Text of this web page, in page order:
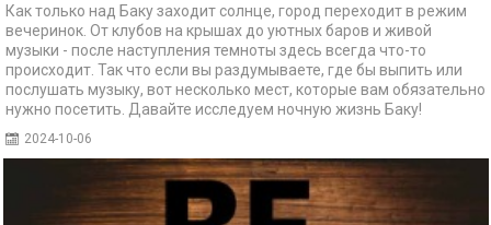
Как только над Баку заходит солнце, город переходит в режим
вечеринок. От клубов на крышах до уютных баров и живой
музыки - после наступления темноты здесь всегда что-то
происходит. Так что если вы раздумываете, где бы выпить или
послушать музыку, вот несколько мест, которые вам обязательно
нужно посетить. Давайте исследуем ночную жизнь Баку!
2024-10-06